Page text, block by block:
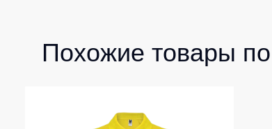
Похожие товары